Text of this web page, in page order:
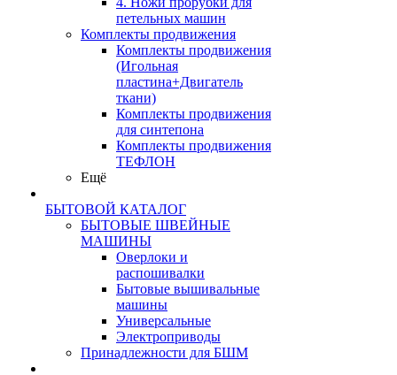
петельных машин
Комплекты продвижения
Комплекты продвижения
(Игольная
пластина+Двигатель
ткани)
Комплекты продвижения
для синтепона
Комплекты продвижения
ТЕФЛОН
Ещё
БЫТОВОЙ КАТАЛОГ
БЫТОВЫЕ ШВЕЙНЫЕ
МАШИНЫ
Оверлоки и
распошивалки
Бытовые вышивальные
машины
Универсальные
Электроприводы
Принадлежности для БШМ